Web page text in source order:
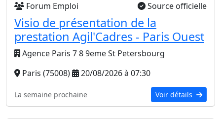
Forum Emploi Source officielle
Visio de présentation de la
prestation Agil'Cadres - Paris Ouest
Agence Paris 7 8 9eme St Petersbourg
Paris (75008)
20/08/2026 à 07:30
La semaine prochaine Voir détails